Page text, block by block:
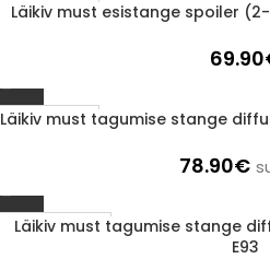
1-3 d.d.
Läikiv must esistange spoiler (2-
69.90
1-3 d.d.
Läikiv must tagumise stange
78.90€
Läbimüüdud
Läikiv must tagumise stange
E93